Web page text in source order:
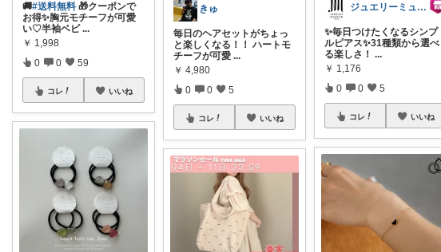
🚚#送料無料 🎁クーポンで
お得✨胸元モチーフが可愛
い♡半袖ベビ ...
￥ 1,998
0 0 59
コレ いいね
きゅ
毎日のヘアセットがちょっ
と楽しくなる！！ ハートモ
チーフが可愛 ...
￥ 4,980
0 0 5
コレ いいね
ジュエリーミュージアム
✨毎日つけたくなるシンプ
ルピアス✨31種類から選べ
る楽しさ！...
￥ 1,176
0 0 5
コレ いいね